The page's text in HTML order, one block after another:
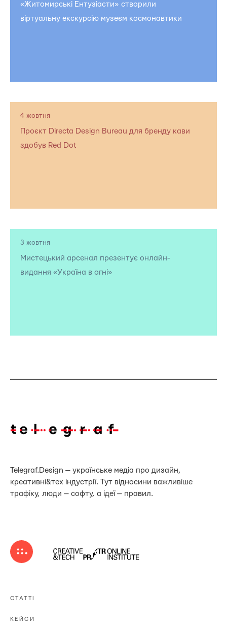
«Житомирські Ентузіасти» створили
віртуальну екскурсію музеєм космонавтики
4 жовтня
Проєкт Directa Design Bureau для бренду кави
здобув Red Dot
3 жовтня
Мистецький арсенал презентує онлайн-
видання «Україна в огні»
Telegraf.Design — українське медіа про дизайн,
креативні&тех індустрії. Тут відносини важливіше
трафіку, люди — софту, а ідеї — правил.
СТАТТІ
КЕЙСИ